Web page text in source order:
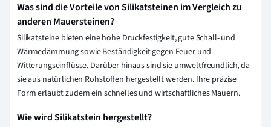
Was sind die Vorteile von Silikatsteinen im Vergleich zu
anderen Mauersteinen?
Silikatsteine bieten eine hohe Druckfestigkeit, gute Schall- und
Wärmedämmung sowie Beständigkeit gegen Feuer und
Witterungseinflüsse. Darüber hinaus sind sie umweltfreundlich, da
sie aus natürlichen Rohstoffen hergestellt werden. Ihre präzise
Form erlaubt zudem ein schnelles und wirtschaftliches Mauern.
Wie wird Silikatstein hergestellt?